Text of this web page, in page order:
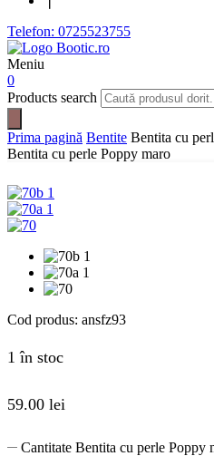
Telefon: 0725523755
Meniu
0
Products search
Prima pagină Bentite Bentita cu
Bentita cu perle Poppy maro
Cod produs: ansfz93
1 în stoc
59.00 lei
Cantitate Bentita cu perle Poppy